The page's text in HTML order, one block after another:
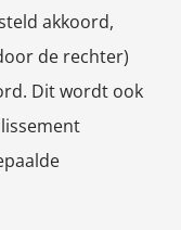
akkoord,
de rechter)
Dit wordt ook